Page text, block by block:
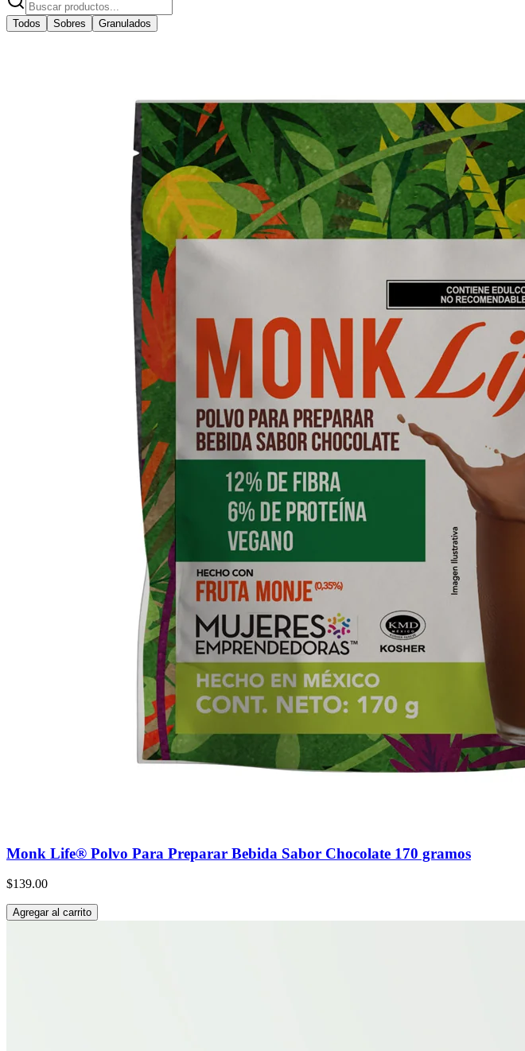
Todos Sobres Granulados
Monk Life® Polvo Para Preparar Bebida Sabor Chocolate 170 gramos
$139.00
Agregar al carrito